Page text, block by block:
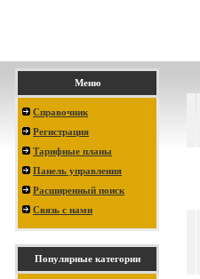
Меню
Справочник
Регистрация
Тарифные планы
Панель управления
Расширенный поиск
Связь с нами
Популярные категории